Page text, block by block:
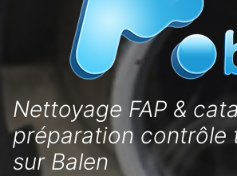
Nettoyage FAP &
préparation contrôle
sur Balen